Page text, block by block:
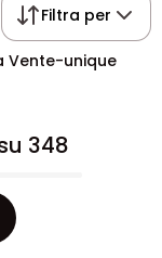
e ai vani ben
di lavoro
spazio
Filtra per
Vente-unique
348